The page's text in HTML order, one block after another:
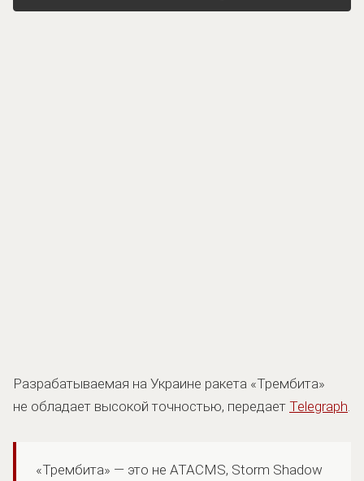
Разрабатываемая на Украине ракета «Трембита»
не обладает высокой точностью, передает Telegraph
«Трембита» — это не ATACMS, Storm Shadow